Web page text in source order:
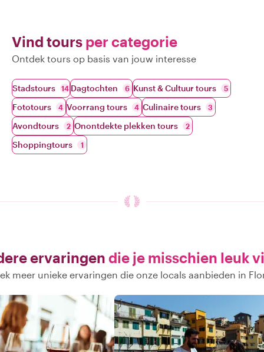
Vind tours per categorie
Ontdek tours op basis van jouw interesse
Stadstours 14 Dagtochten 6 Kunst & Cultuur tours 5
Fototours 4 Voorrang tours 4 Culinaire tours 3
Avondtours 2 Onontdekte plekken tours 2
Shoppingtours 1
ervaringen die je misschien leuk
meer unieke ervaringen die onze locals aanbieden in